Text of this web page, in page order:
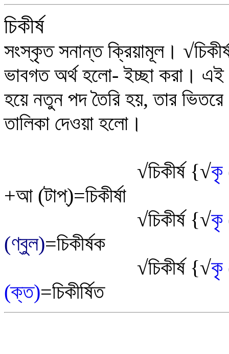
চিকীর্ষ
সংস্কৃত সনান্ত ক্রিয়ামূল। √
ভাবগত অর্থ হলো- ইচ্ছা করা । এই
হয়ে নতুন পদ তৈরি হয়,তার
তালিকা দেওয়া হলো।
√চিকীর্ষ {√কৃ
+আ (টাপ্)=চিকীর্ষা
√চিকীর্ষ {√কৃ
(ণ্বুল)=চিকীর্ষক
√চিকীর্ষ {√কৃ
(ক্ত)=চিকীর্ষিত